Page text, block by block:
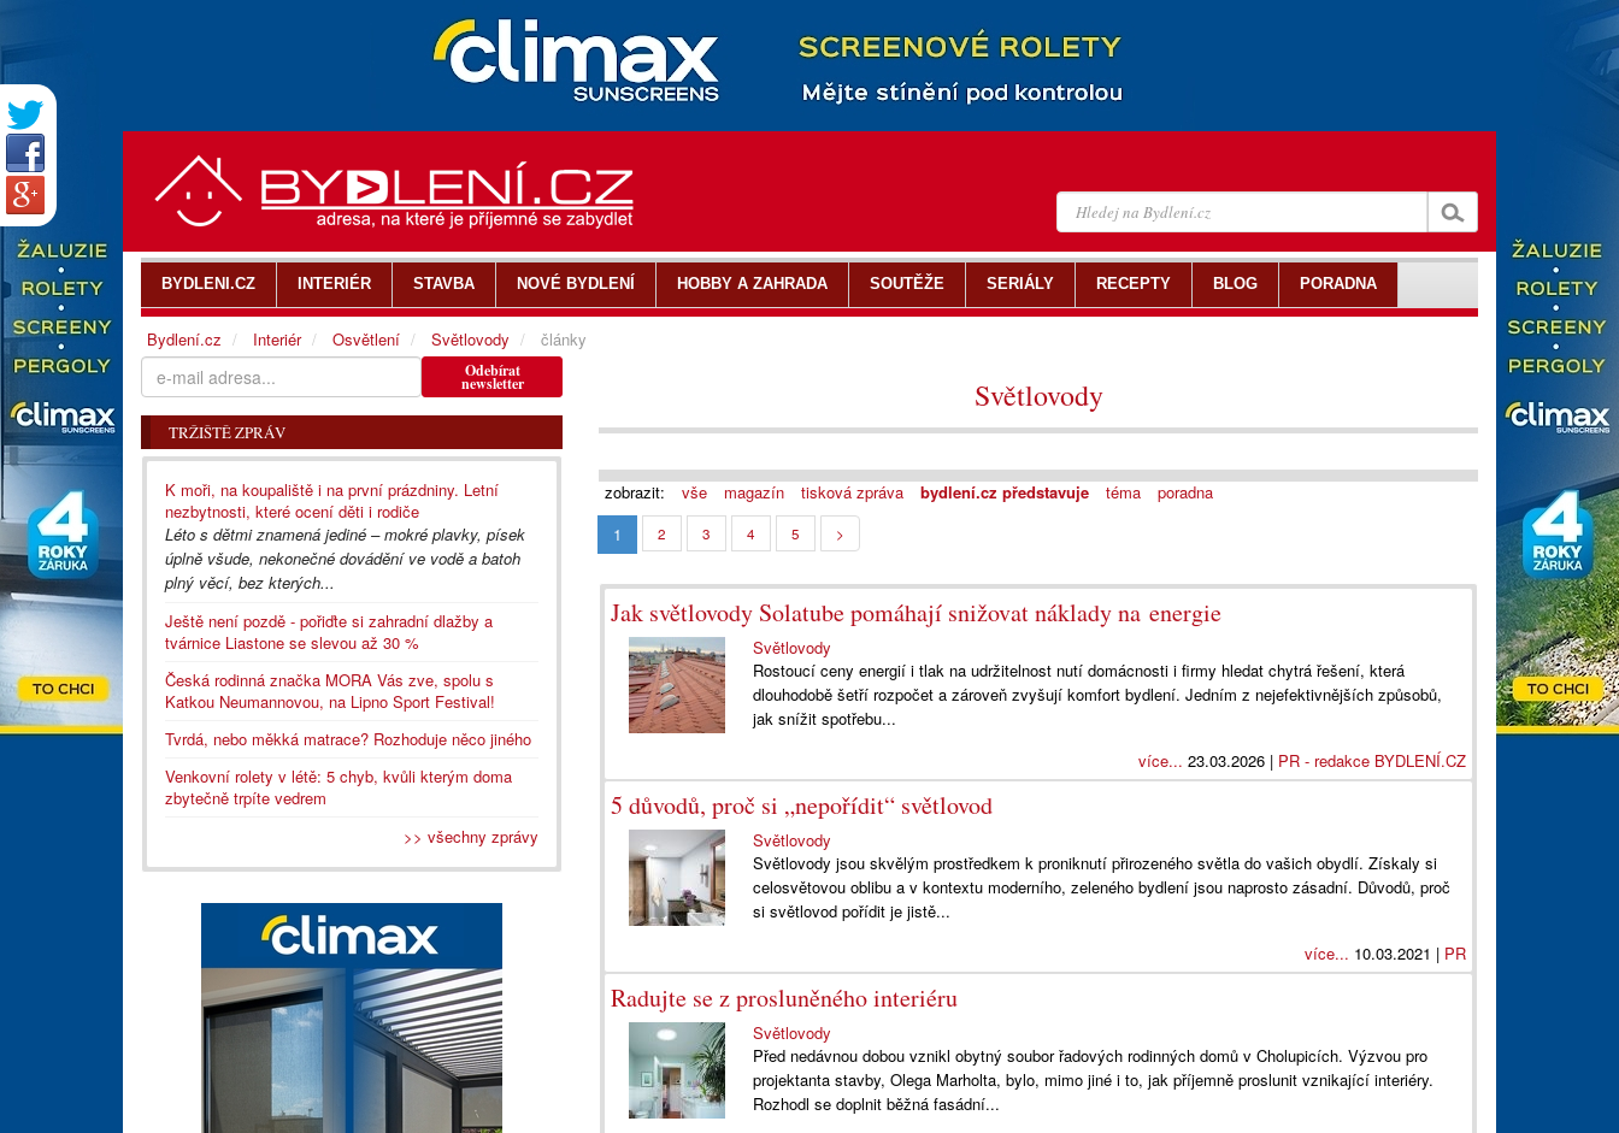
Světlovody
zobrazit: vše magazín tisková zpráva bydlení.cz představuje téma
poradna
1
2 3 4 5 >
Jak světlovody Solatube pomáhají snižovat náklady na energie
Světlovody
Rostoucí ceny energií i tlak na udržitelnost nutí domácnosti i firmy hledat chytrá řešení, která
dlouhodobě šetří rozpočet a zároveň zvyšují komfort bydlení. Jedním z nejefektivnějších způsobů,
jak snížit spotřebu...
více... 23.03.2026 | PR - redakce BYDLENÍ.CZ
5 důvodů, proč si „nepořídit“ světlovod
Světlovody
Světlovody jsou skvělým prostředkem k proniknutí přirozeného světla do vašich obydlí. Získaly si
celosvětovou oblibu a v kontextu moderního, zeleného bydlení jsou naprosto zásadní. Důvodů, proč
si světlovod pořídit je jistě...
více... 10.03.2021 | PR
Radujte se z prosluněného interiéru
Světlovody
Před nedávnou dobou vznikl obytný soubor řadových rodinných domů v Cholupicích. Výzvou pro
projektanta stavby, Olega Marholta, bylo, mimo jiné i to, jak příjemně proslunit vznikající interiéry.
Rozhodl se doplnit běžná fasádní...
Odebírat
newsletter
TRŽIŠTĚ ZPRÁV
K moři, na koupaliště i na první prázdniny. Letní
nezbytnosti, které ocení děti i rodiče
Léto s dětmi znamená jediné – mokré plavky, písek
úplně všude, nekonečné dovádění ve vodě a batoh
plný věcí, bez kterých...
Ještě není pozdě - pořiďte si zahradní dlažby a
tvárnice Liastone se slevou až 30 %
Česká rodinná značka MORA Vás zve, spolu s
Katkou Neumannovou, na Lipno Sport Festival!
Tvrdá, nebo měkká matrace? Rozhoduje něco jiného
Venkovní rolety v létě: 5 chyb, kvůli kterým doma
zbytečně trpíte vedrem
>> všechny zprávy
BYDLENI.CZ INTERIÉR STAVBA NOVÉ BYDLENÍ HOBBY A ZAHRADA SOUTĚŽE SERIÁLY RECEPTY BLOG PORADNA
Bydlení.cz Interiér Osvětlení Světlovody články